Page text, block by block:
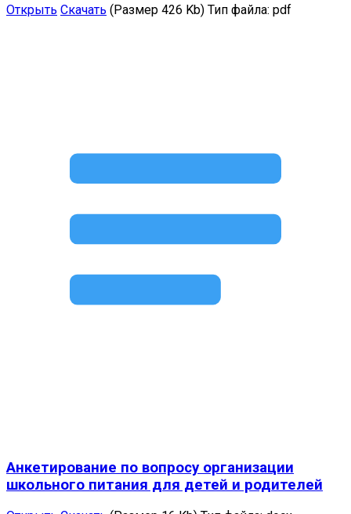
Открыть Скачать (Размер 426 Kb) Тип файла: pdf
Анкетирование по вопросу организации
школьного питания для детей и родителей